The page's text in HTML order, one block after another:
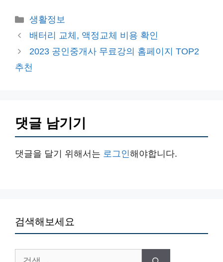
카
테
생활정보
배터리 교체, 액정교체 비용 확인
2023 공인중개사 무료강의 홈페이지 TOP2
추천
댓글 남기기
댓글을 달기 위해서는 로그인해야합니다.
검색해보세요